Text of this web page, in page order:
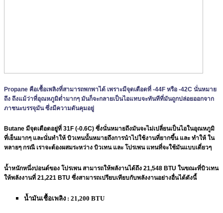
Propane คือเชื้อเพลิงที่สามารถพกพาได้ เพราะมีจุดเดือดที่ -44F หรือ -42C นั่นหมาย
ถึง ถึงแม้ว่าที่อุณหภูมิต่ำมากๆ มันก็จะกลายเป็นไอแทบจะทันทีที่มันถูกปล่อยออกจาก
ภาชนะบรรจุมัน ซึ่งมีความดันคุมอยู่
Butane มีจุดเดือดอยู่ที่ 31F (-0.6C) ซึ่งนั่นหมายถึงมันจะไม่เปลี่ยนเป็นไอในอุณหภูมิ
ที่เย็นมากๆ และนั่นทำให้ บิวเทนนั้นหมายถึงการนำไปใช้งานที่ยากขึ้น และ ทำให้ ใน
หลายๆ กรณี เราจะต้องผสมระหว่าง บิวเทน และ โปรเพน แทนที่จะใช้มันแบบเดี่ยวๆ
น้ำหนักหนึ่งปอนด์ของ โปรเพน สามารถให้พลังานได้ถึง 21,548 BTU ในขณะที่บิวเทน
ให้พลังงานที่ 21,221 BTU ซึ่งสามารถเปรียบเทียบกับพลังงานอย่างอื่นได้ดังนี้
น้ำมันเชื้อเพลิง : 21,200 BTU